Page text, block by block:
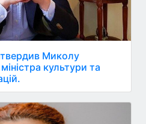
Миколу
культури та